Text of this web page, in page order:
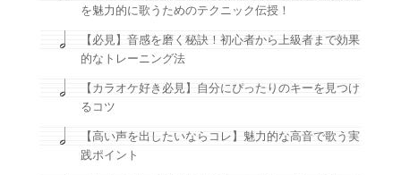
を魅力的に歌うためのテクニック伝授！
【必見】音感を磨く秘訣！初心者から上級者まで効果
的なトレーニング法
【カラオケ好き必見】自分にぴったりのキーを見つけ
るコツ
【高い声を出したいならコレ】魅力的な高音で歌う実
践ポイント